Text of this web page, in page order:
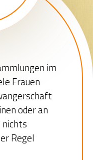
im
Frauen
oder an
nichts
Regel